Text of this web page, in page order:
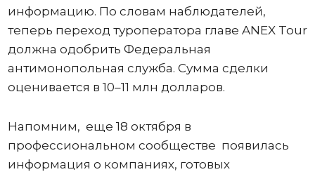
информацию. По словам наблюдателей,
теперь переход туроператора главе ANEX Tour
должна одобрить Федеральная
антимонопольная служба. Сумма сделки
оценивается в 10–11 млн долларов.
Напомним, еще 18 октября в
профессиональном сообществе появилась
информация о компаниях, готовых